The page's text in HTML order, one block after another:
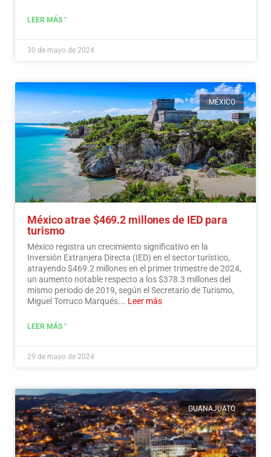
LEER MÁS "
30 de mayo de 2024
MÉXICO
México atrae $469.2 millones de IED para
turismo
México registra un crecimiento significativo en la
Inversión Extranjera Directa (IED) en el sector turístico,
atrayendo $469.2 millones en el primer trimestre de 2024,
un aumento notable respecto a los $378.3 millones del
mismo periodo de 2019, según el Secretario de Turismo,
Miguel Torruco Marqués.… Leer más
LEER MÁS "
29 de mayo de 2024
GUANAJUATO